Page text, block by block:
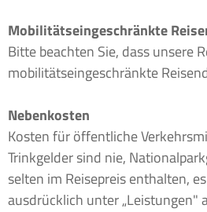
Mobilitätseingeschränkte
Bitte beachten Sie, dass unsere
mobilitätseingeschränkte
Nebenkosten
Kosten für öffentliche
Trinkgelder sind nie,
selten im Reisepreis enthalten,
ausdrücklich unter „Leistungen"